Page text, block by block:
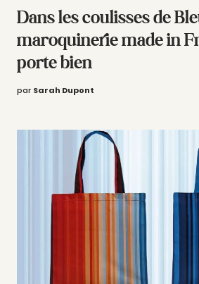
Dans les coulisses de
maroquinerie made in
porte bien
par Sarah Dupont